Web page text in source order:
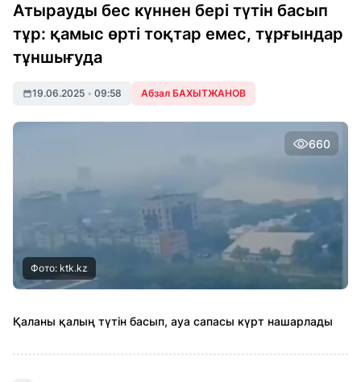
Атырауды бес күннен бері түтін басып
тұр: қамыс өрті тоқтар емес, тұрғындар
тұншығуда
19.06.2025 • 09:58 Абзал БАХЫТЖАНОВ
660
Фото: ktk.kz
Қаланы қалың түтін басып, ауа сапасы күрт нашарлады